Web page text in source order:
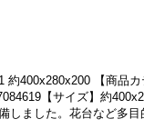
約400x280x200 【商品
【サイズ】約
しました。花台など多